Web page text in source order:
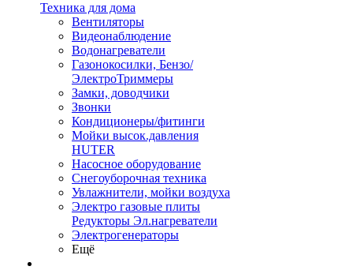
Техника для дома
Вентиляторы
Видеонаблюдение
Водонагреватели
Газонокосилки, Бензо/
ЭлектроТриммеры
Замки, доводчики
Звонки
Кондиционеры/фитинги
Мойки высок.давления
HUTER
Насосное оборудование
Снегоуборочная техника
Увлажнители, мойки воздуха
Электро газовые плиты
Редукторы Эл.нагреватели
Электрогенераторы
Ещё